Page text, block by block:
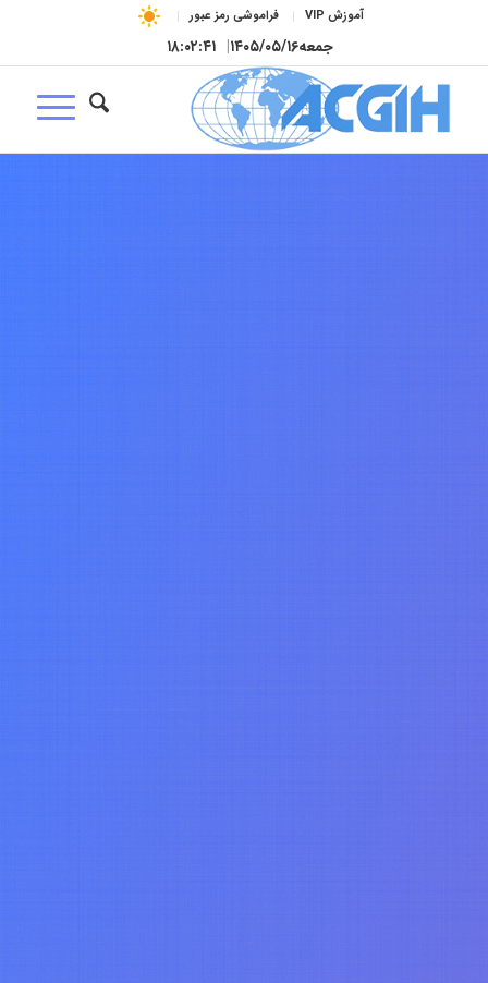
آموزش VIP فراموشی رمز عبور
جمعه۱۴۰۵/۰۵/۱۶| ۱۸:۰۲:۴۲